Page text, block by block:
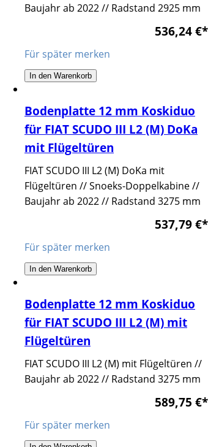
Baujahr ab 2022 // Radstand 2925 mm
536,24 €*
Für später merken
In den Warenkorb
Bodenplatte 12 mm Koskiduo
für FIAT SCUDO III L2 (M) DoKa
mit Flügeltüren
FIAT SCUDO III L2 (M) DoKa mit
Flügeltüren // Snoeks-Doppelkabine //
Baujahr ab 2022 // Radstand 3275 mm
537,79 €*
Für später merken
In den Warenkorb
Bodenplatte 12 mm Koskiduo
für FIAT SCUDO III L2 (M) mit
Flügeltüren
FIAT SCUDO III L2 (M) mit Flügeltüren //
Baujahr ab 2022 // Radstand 3275 mm
589,75 €*
Für später merken